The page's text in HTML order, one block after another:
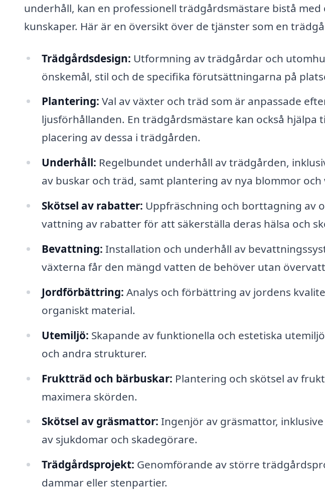
underhåll, kan en professionell trädgårdsmästare bistå med
kunskaper. Här är en översikt över de tjänster som en
Trädgårdsdesign: Utformning av trädgårdar och
önskemål, stil och de specifika förutsättningarna på
Plantering: Val av växter och träd som är anpassade
ljusförhållanden. En trädgårdsmästare kan också hjälpa
placering av dessa i trädgården.
Underhåll: Regelbundet underhåll av trädgården,
av buskar och träd, samt plantering av nya blommor och
Skötsel av rabatter: Uppfräschning och borttagning av
vattning av rabatter för att säkerställa deras hälsa och
Bevattning: Installation och underhåll av
växterna får den mängd vatten de behöver utan
Jordförbättring: Analys och förbättring av jordens
organiskt material.
Utemiljö: Skapande av funktionella och estetiska
och andra strukturer.
Fruktträd och bärbuskar: Plantering och skötsel av
maximera skörden.
Skötsel av gräsmattor: Ingenjör av gräsmattor,
av sjukdomar och skadegörare.
Trädgårdsprojekt: Genomförande av större
dammar eller stenpartier.